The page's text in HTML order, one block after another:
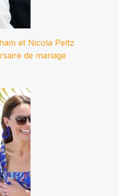
et Nicola Peltz
de mariage